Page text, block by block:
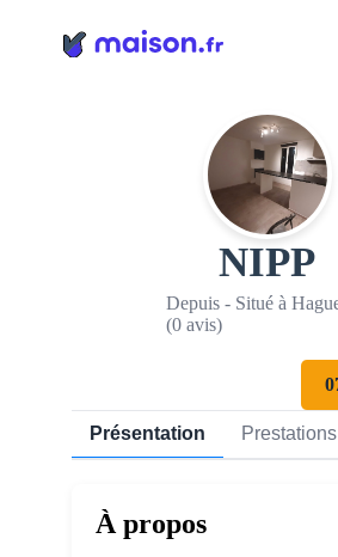
NIPP
Depuis - Situé à
(0 avis)
Présentation Prestations
À propos